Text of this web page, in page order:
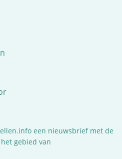
een nieuwsbrief met de
gebied van